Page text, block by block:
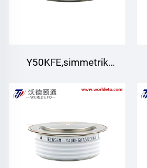
Y50KFE,simmetrik
tiristor